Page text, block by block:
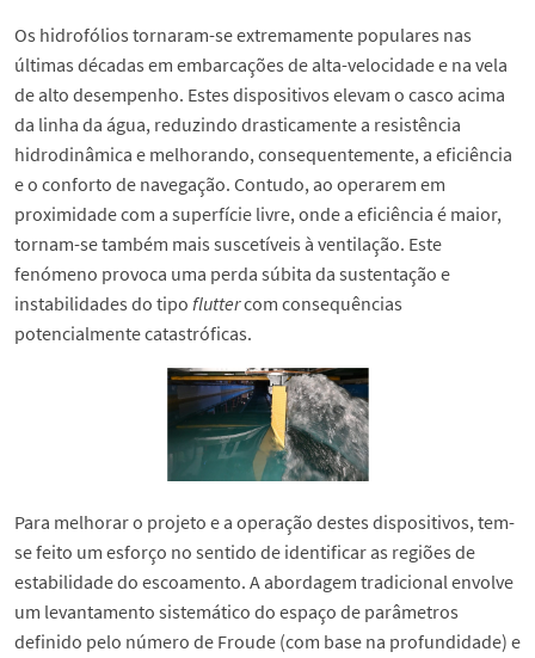
Os hidrofólios tornaram-se extremamente populares nas
últimas décadas em embarcações de alta-velocidade e na vela
de alto desempenho. Estes dispositivos elevam o casco acima
da linha da água, reduzindo drasticamente a resistência
hidrodinâmica e melhorando, consequentemente, a eficiência
e o conforto de navegação. Contudo, ao operarem em
proximidade com a superfície livre, onde a eficiência é maior,
tornam-se também mais suscetíveis à ventilação. Este
fenómeno provoca uma perda súbita da sustentação e
instabilidades do tipo fluttercom consequências
potencialmente catastróficas.
Para melhorar o projeto e a operação destes dispositivos, tem-
se feito um esforço no sentido de identificar as regiões de
estabilidade do escoamento. A abordagem tradicional envolve
um levantamento sistemático do espaço de parâmetros
definido pelo número de Froude (com base na profundidade) e